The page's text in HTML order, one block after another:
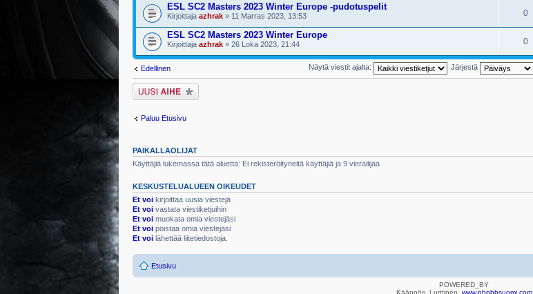
ESL SC2 Masters 2023 Winter Europe -pudotuspelit
Kirjoittaja azhrak » 11 Marras 2023, 13:53 0
ESL SC2 Masters 2023 Winter Europe
Kirjoittaja azhrak » 26 Loka 2023, 21:44 0
Edellinen Näytä viestit ajalta: Järjestä
Lähetä uusi viesti
Paluu Etusivu
PAIKALLAOLIJAT
Käyttäjiä lukemassa tätä aluetta: Ei rekisteröityneitä käyttäjiä ja 9 vierailijaa
KESKUSTELUALUEEN OIKEUDET
Et voi kirjoittaa uusia viestejä
Et voi vastata viestiketjuihin
Et voi muokata omia viestejäsi
Et voi poistaa omia viestejäsi
Et voi lähettää liitetiedostoja.
Etusivu
POWERED_BY
Käännös, Lurttinen, www.phpbbsuomi.com